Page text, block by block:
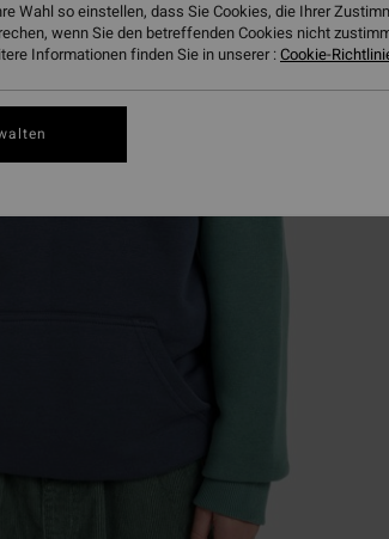
Wahl so einstellen, dass Sie Cookies, die Ihrer
wenn Sie den betreffenden Cookies nicht
Informationen finden Sie in unserer :Cookie-